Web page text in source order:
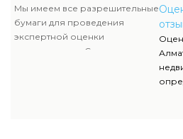
Мы имеем все разрешительные
бумаги для проведения
экспертной оценки
недвижимости. Список данных